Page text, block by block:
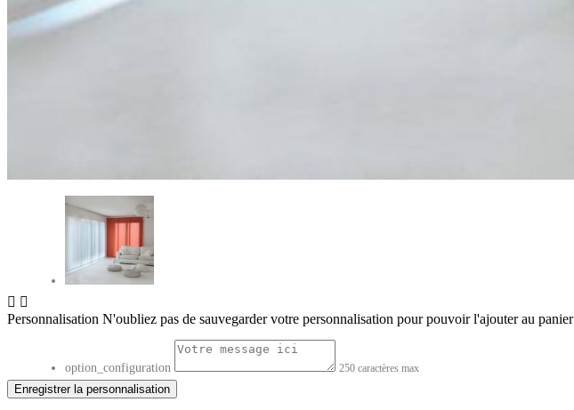
 
Personnalisation N'oubliez pas de sauvegarder votre personnalisation pour pouvoir l'ajouter au panier
option_configuration 250 caractères max
Enregistrer la personnalisation